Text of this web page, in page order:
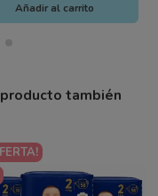
Añadir al carrito
también